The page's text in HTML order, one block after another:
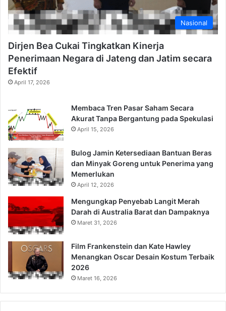
Nasional
Dirjen Bea Cukai Tingkatkan Kinerja
Penerimaan Negara di Jateng dan Jatim secara
Efektif
April 17, 2026
Membaca Tren Pasar Saham Secara
Akurat Tanpa Bergantung pada Spekulasi
April 15, 2026
Bulog Jamin Ketersediaan Bantuan Beras
dan Minyak Goreng untuk Penerima yang
Memerlukan
April 12, 2026
Mengungkap Penyebab Langit Merah
Darah di Australia Barat dan Dampaknya
Maret 31, 2026
Film Frankenstein dan Kate Hawley
Menangkan Oscar Desain Kostum Terbaik
2026
Maret 16, 2026